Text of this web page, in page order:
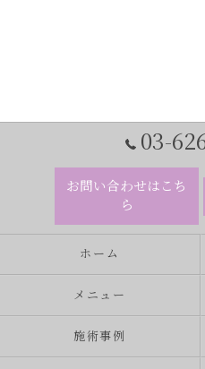
03-
お問い合わせはこち
ら
ホーム
メニュー
施術事例